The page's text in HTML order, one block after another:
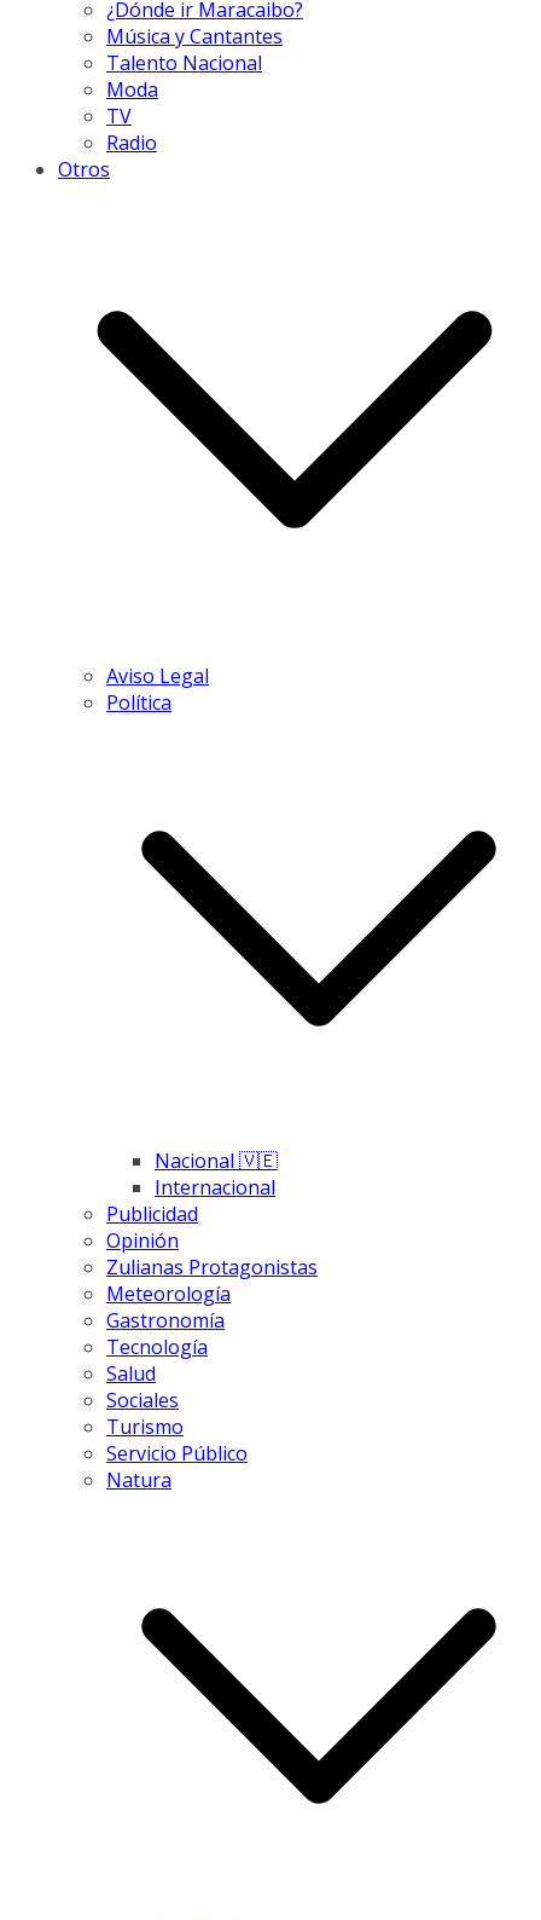
¿Dónde ir Maracaibo?
Música y Cantantes
Talento Nacional
Moda
TV
Radio
Otros
Aviso Legal
Política
Nacional 🇻🇪
Internacional
Publicidad
Opinión
Zulianas Protagonistas
Meteorología
Gastronomía
Tecnología
Salud
Sociales
Turismo
Servicio Público
Natura